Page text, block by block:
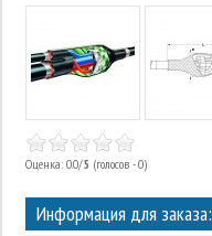
Оценка: 0.0/5 (голосов - 0)
Информация для заказа: